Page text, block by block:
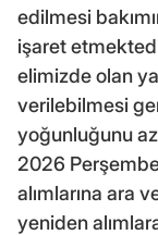
edilmesi
işaret
elimizde olan
verilebilmesi
yoğunluğunu
2026
alımlarına ara
yeniden